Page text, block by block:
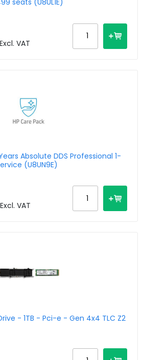
seats (U8UL1E)
Excl. VAT
Absolute DDS Professional 1-
(U8UN9E)
Excl. VAT
- 1TB - Pci-e - Gen 4x4 TLC Z2